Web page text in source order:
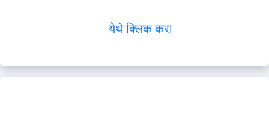
येथे क्लिक करा